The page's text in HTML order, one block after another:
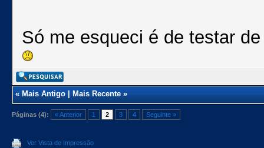
Só me esqueci é de testar
«Mais Antigo|Mais Recente»
Páginas (4): « Anterior 1 2 3 4 Seguinte »
Ver Vista de Impressão